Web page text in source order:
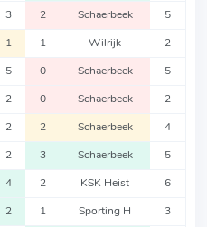
3 2 Schaerbeek 5
1 1 Wilrijk 2
5 0 Schaerbeek 5
2 0 Schaerbeek 2
2 2 Schaerbeek 4
2 3 Schaerbeek 5
4 2 KSK Heist 6
2 1 Sporting H 3